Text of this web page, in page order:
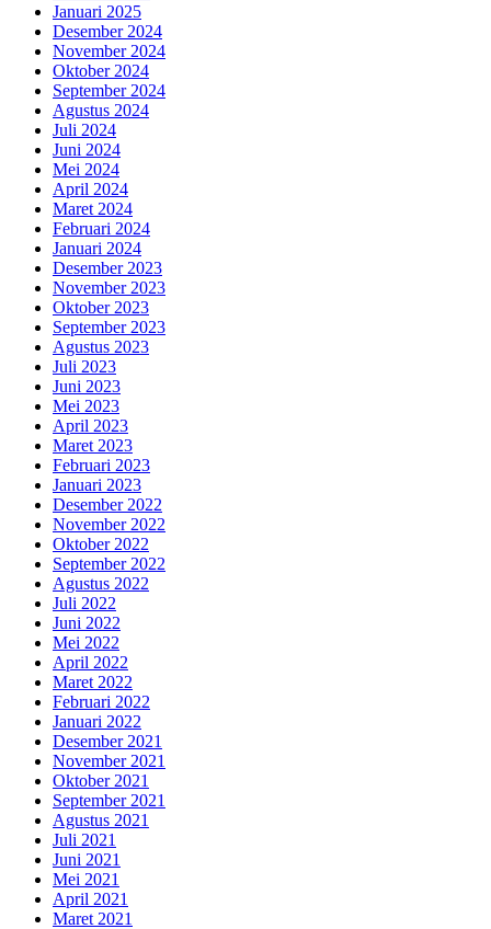
Januari 2025
Desember 2024
November 2024
Oktober 2024
September 2024
Agustus 2024
Juli 2024
Juni 2024
Mei 2024
April 2024
Maret 2024
Februari 2024
Januari 2024
Desember 2023
November 2023
Oktober 2023
September 2023
Agustus 2023
Juli 2023
Juni 2023
Mei 2023
April 2023
Maret 2023
Februari 2023
Januari 2023
Desember 2022
November 2022
Oktober 2022
September 2022
Agustus 2022
Juli 2022
Juni 2022
Mei 2022
April 2022
Maret 2022
Februari 2022
Januari 2022
Desember 2021
November 2021
Oktober 2021
September 2021
Agustus 2021
Juli 2021
Juni 2021
Mei 2021
April 2021
Maret 2021